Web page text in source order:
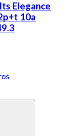
Elegance
10a